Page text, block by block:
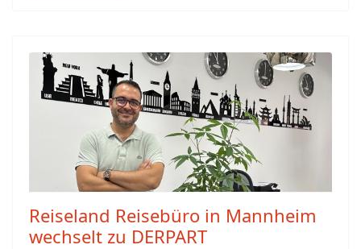
Reiseland Reisebüro in Mannheim
wechselt zu DERPART